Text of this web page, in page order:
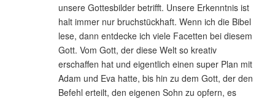
unsere Gottesbilder betrifft. Unsere Erkenntnis ist
halt immer nur bruchstückhaft. Wenn ich die Bibel
lese, dann entdecke ich viele Facetten bei diesem
Gott. Vom Gott, der diese Welt so kreativ
erschaffen hat und eigentlich einen super Plan mit
Adam und Eva hatte, bis hin zu dem Gott, der den
Befehl erteilt, den eigenen Sohn zu opfern, es